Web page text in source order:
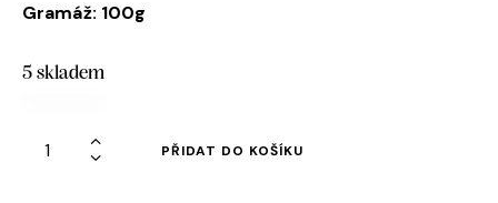
Gramáž: 100g
5 skladem
PŘIDAT DO KOŠÍKU